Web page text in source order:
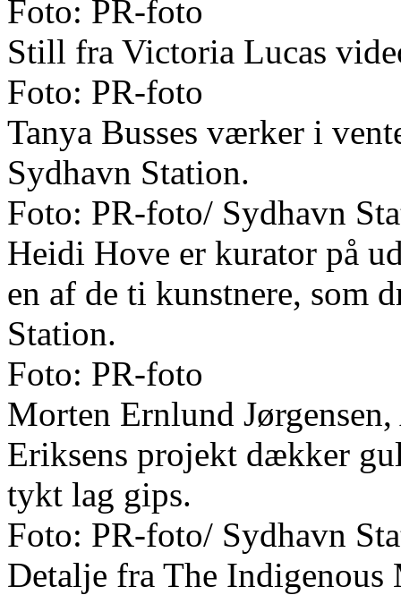
Foto: PR-foto
Still fra Victoria Lucas
Foto: PR-foto
Tanya Busses værker i
Sydhavn Station.
Foto: PR-foto/ Sydhavn
Heidi Hove er kurator på
en af de ti kunstnere, som
Station.
Foto: PR-foto
Morten Ernlund
Eriksens projekt dækker
tykt lag gips.
Foto: PR-foto/ Sydhavn
Detalje fra The Indigenous